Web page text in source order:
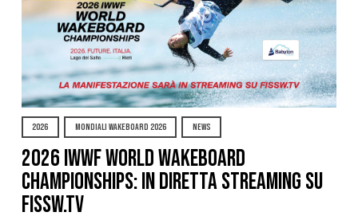
2026 MONDIALI WAKEBOARD 2026 NEWS
2026 IWWF WORLD WAKEBOARD
CHAMPIONSHIPS: IN DIRETTA STREAMING SU
FISSW.TV